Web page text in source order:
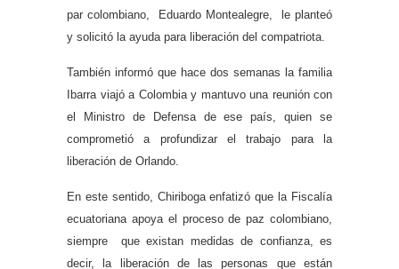
par colombiano, Eduardo Montealegre, le planteó
y solicitó la ayuda para liberación del compatriota.
También informó que hace dos semanas la familia
Ibarra viajó a Colombia y mantuvo una reunión con
el Ministro de Defensa de ese país, quien se
comprometió a profundizar el trabajo para la
liberación de Orlando.
En este sentido, Chiriboga enfatizó que la Fiscalía
ecuatoriana apoya el proceso de paz colombiano,
siempre que existan medidas de confianza, es
decir, la liberación de las personas que están